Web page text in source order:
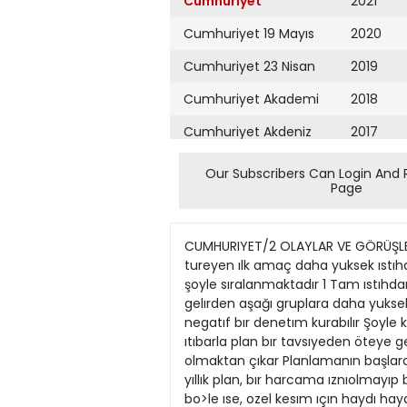
Cumhuriyet 19 Mayıs
Cumhuriyet 23 Nisan
Cumhuriyet Akademi
Cumhuriyet Akdeniz
Cumhuriyet Alışveriş
Cumhuriyet Ankara
Cumhuriyet Büyük
Taaruz
Cumhuriyet
Cumartesi
Cumhuriyet Çevre
2020
2019
2018
2017
2016
2015
2013
2011
2010
2009
Our Subscribers Can Login And
Page
CUMHURIYET/2 OLAYLAR VE GÖRÜŞLER demelerıdır Nıhaî amaç da yurttaş olarak en ust yarar ya da hoşnutluk sağlanması olup bundan tureyen ılk amaç daha yuksek ıstıhdam, dorduncusu de daha yuksek yatırımdır Avrupa ulkelerı plancılannın çok ıyı bılınen hedeflerı ıse şoyle sıralanmaktadır 1 Tam ıstıhdam, 2 Odemeler dengesı, 3Ulusal gelırın ortalama %1520'sı kadar bır net yatınm duzeyı, 4 ulusal gelırden aşağı gruplara daha yuksek pay ve 5Istıkrarlı fıvatlar. Bır sanayı doğruca ozal yatırıma bağlı kalmışsa kalkınma planı ancak negatıf bır denetım kurabılır Şoyle kı, bazı alanlarda yatırımı yasaklayabılır ama şahıslan başka alanİara yatınm yapmaya zorlayamaz Bu ıtıbarla plan bır tavsıyeden öteye geçmez, dola>ısıyle de sırf ozel sektor soz konusu olduğunda "plan" sozcuğu, doğru bır terım olmaktan çıkar Planlamanın başlardakı amacı, hukumet gıderlerının, harcamalarının oncelıklerını secmekten ıbaret olmuştu Oysa beş yıllık plan, bır harcama ıznıolmayıp bu ızın, mutlaka plana bağlı kalmak zorunluğunda olmayan hukumetten çıkar Bu kamu kesımı ıçın bo>le ıse, ozel kesım ıçın haydı haydı doğrudur O halde hukumet, bağlı kalmaya nıyetı olmadığı ve genelhkle de eldekı olanakların çok ötesınde hedeflere yonelık planı nıçın yapar 7 O bunu, ya bır sı>ası duman perdesı, ya da daha genış olanaklar çekmek ıçın bır araç olarak yapar, özellıkle vergı vermeye ahşık olmayan duşuk uretımlı ulkelerde . PLAMN TEMEL ÇELİŞKILERİ Şımdı uzmanların tuttukları bu ışık altında donelım bızım V Plan'ın temel çelışkılerıne Ayncalıksız tum kamu uretım aracı ve mulkunu yerlı jabancı ozel teşebbuse devretmeyi "planlayan" bır hukumetın yapacağı kalkınma planının gerçeklik ve uygulanabılırhk derecesi ne olabilir7 Bunun yanıtı eskı plancılardan sayın Hıkmet Çetın'den gelıyor "Toplumdakı potansıyel ve kaynakları yeterınce değerlendırmeyen bır belge plan olamaz Turkıye'nın koşullannda KIT'lerden kurtulmayı gereklı goren bır duşunce ve polıtıkadan >ola çıkılarak kalkınma planı yapılamaz " Evet, " k a r m a " oluş nıtelığını yıtırmış bır ekonomıde plan kımı neve zorlayabilir'' Kendı ıç çelışkısırun urunu enflasyon, sureklı devaluasyon ve bunlann sonucu buyuk fı>at artışları karşı sında ozel teşebbus, kendı yaratığı olup dıvalektık kanunlar uyarınca kendı antıtezı halıne gelmış bır hukumetın planının "tavsıye"lerıne ne denlı kulak asar 9 Bu durumda, Avrupa plancılannın hedeflerınden hangısı gerçekleşebılır, tam ıstıhdam mı, odemeler dengesı mı, yatırımlar mı, daha âdıl gelır dağılımı mı, yoksa fiyat ıstıkrarı mı 7 Plan ulkenın ekonomık oldugu kadar sosyal